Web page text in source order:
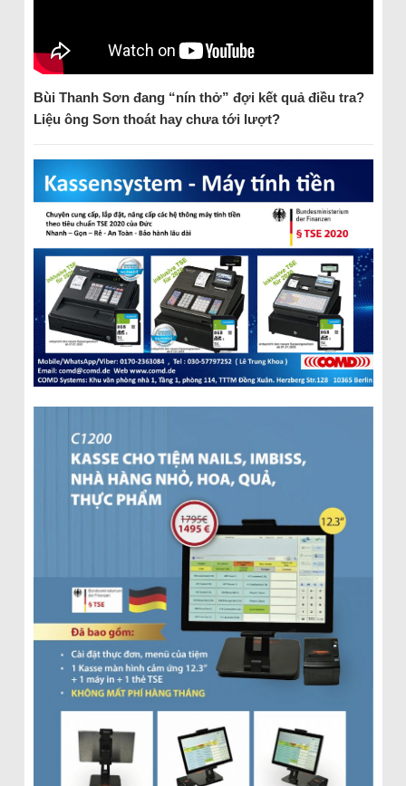
Bùi Thanh Sơn đang “nín thở” đợi kết quả điều tra?
Liệu ông Sơn thoát hay chưa tới lượt?